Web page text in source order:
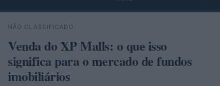
Buscar
NÃO CLASSIFICADO
Venda do XP Malls: o que isso
significa para o mercado de fundos
imobiliários